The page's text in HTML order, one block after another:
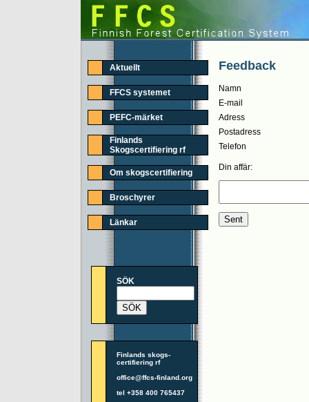
Aktuellt
FFCS systemet
PEFC-märket
Finlands
Skogscertifiering rf
Om skogscertifiering
Broschyrer
Länkar
SÖK
Finlands skogs-
certifiering rf
office@ffcs-finland.org
tel +358 400 765437
Feedback
Namn
E-mail
Adress
Postadress
Telefon
Din affär: